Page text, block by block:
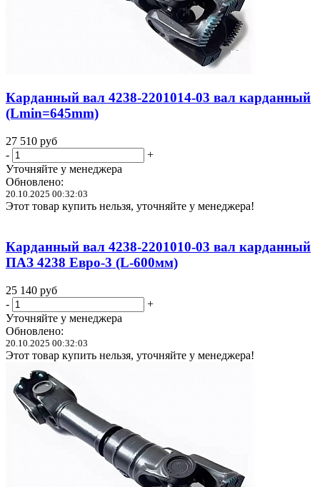
Карданный вал 4238-2201014-03 вал карданный
(Lmin=645mm)
27 510 руб
-
+
Уточняйте у менеджера
Обновлено:
20.10.2025 00:32:03
Этот товар купить нельзя, уточняйте у менеджера!
Карданный вал 4238-2201010-03 вал карданный
ПАЗ 4238 Евро-3 (L-600мм)
25 140 руб
-
+
Уточняйте у менеджера
Обновлено:
20.10.2025 00:32:03
Этот товар купить нельзя, уточняйте у менеджера!